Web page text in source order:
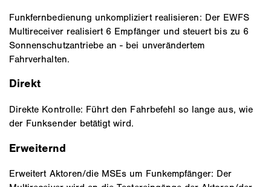
Funkfernbedienung unkompliziert realisieren: Der EWFS
Multireceiver realisiert 6 Empfänger und steuert bis zu 6
Sonnenschutzantriebe an - bei unverändertem
Fahrverhalten.
Direkt
Direkte Kontrolle: Führt den Fahrbefehl so lange aus, wie
der Funksender betätigt wird.
Erweiternd
Erweitert Aktoren/die MSEs um Funkempfänger: Der